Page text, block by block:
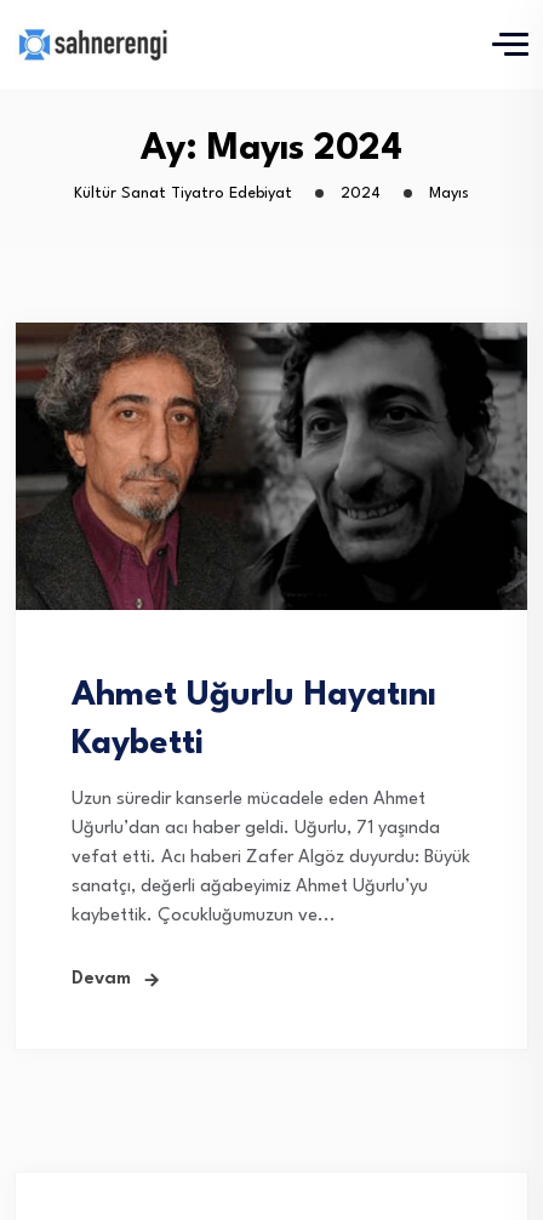
Ay: Mayıs 2024
Kültür Sanat Tiyatro Edebiyat 2024 Mayıs
Ahmet Uğurlu Hayatını
Kaybetti
Uzun süredir kanserle mücadele eden Ahmet
Uğurlu’dan acı haber geldi. Uğurlu, 71 yaşında
vefat etti. Acı haberi Zafer Algöz duyurdu: Büyük
sanatçı, değerli ağabeyimiz Ahmet Uğurlu’yu
kaybettik. Çocukluğumuzun ve...
Devam